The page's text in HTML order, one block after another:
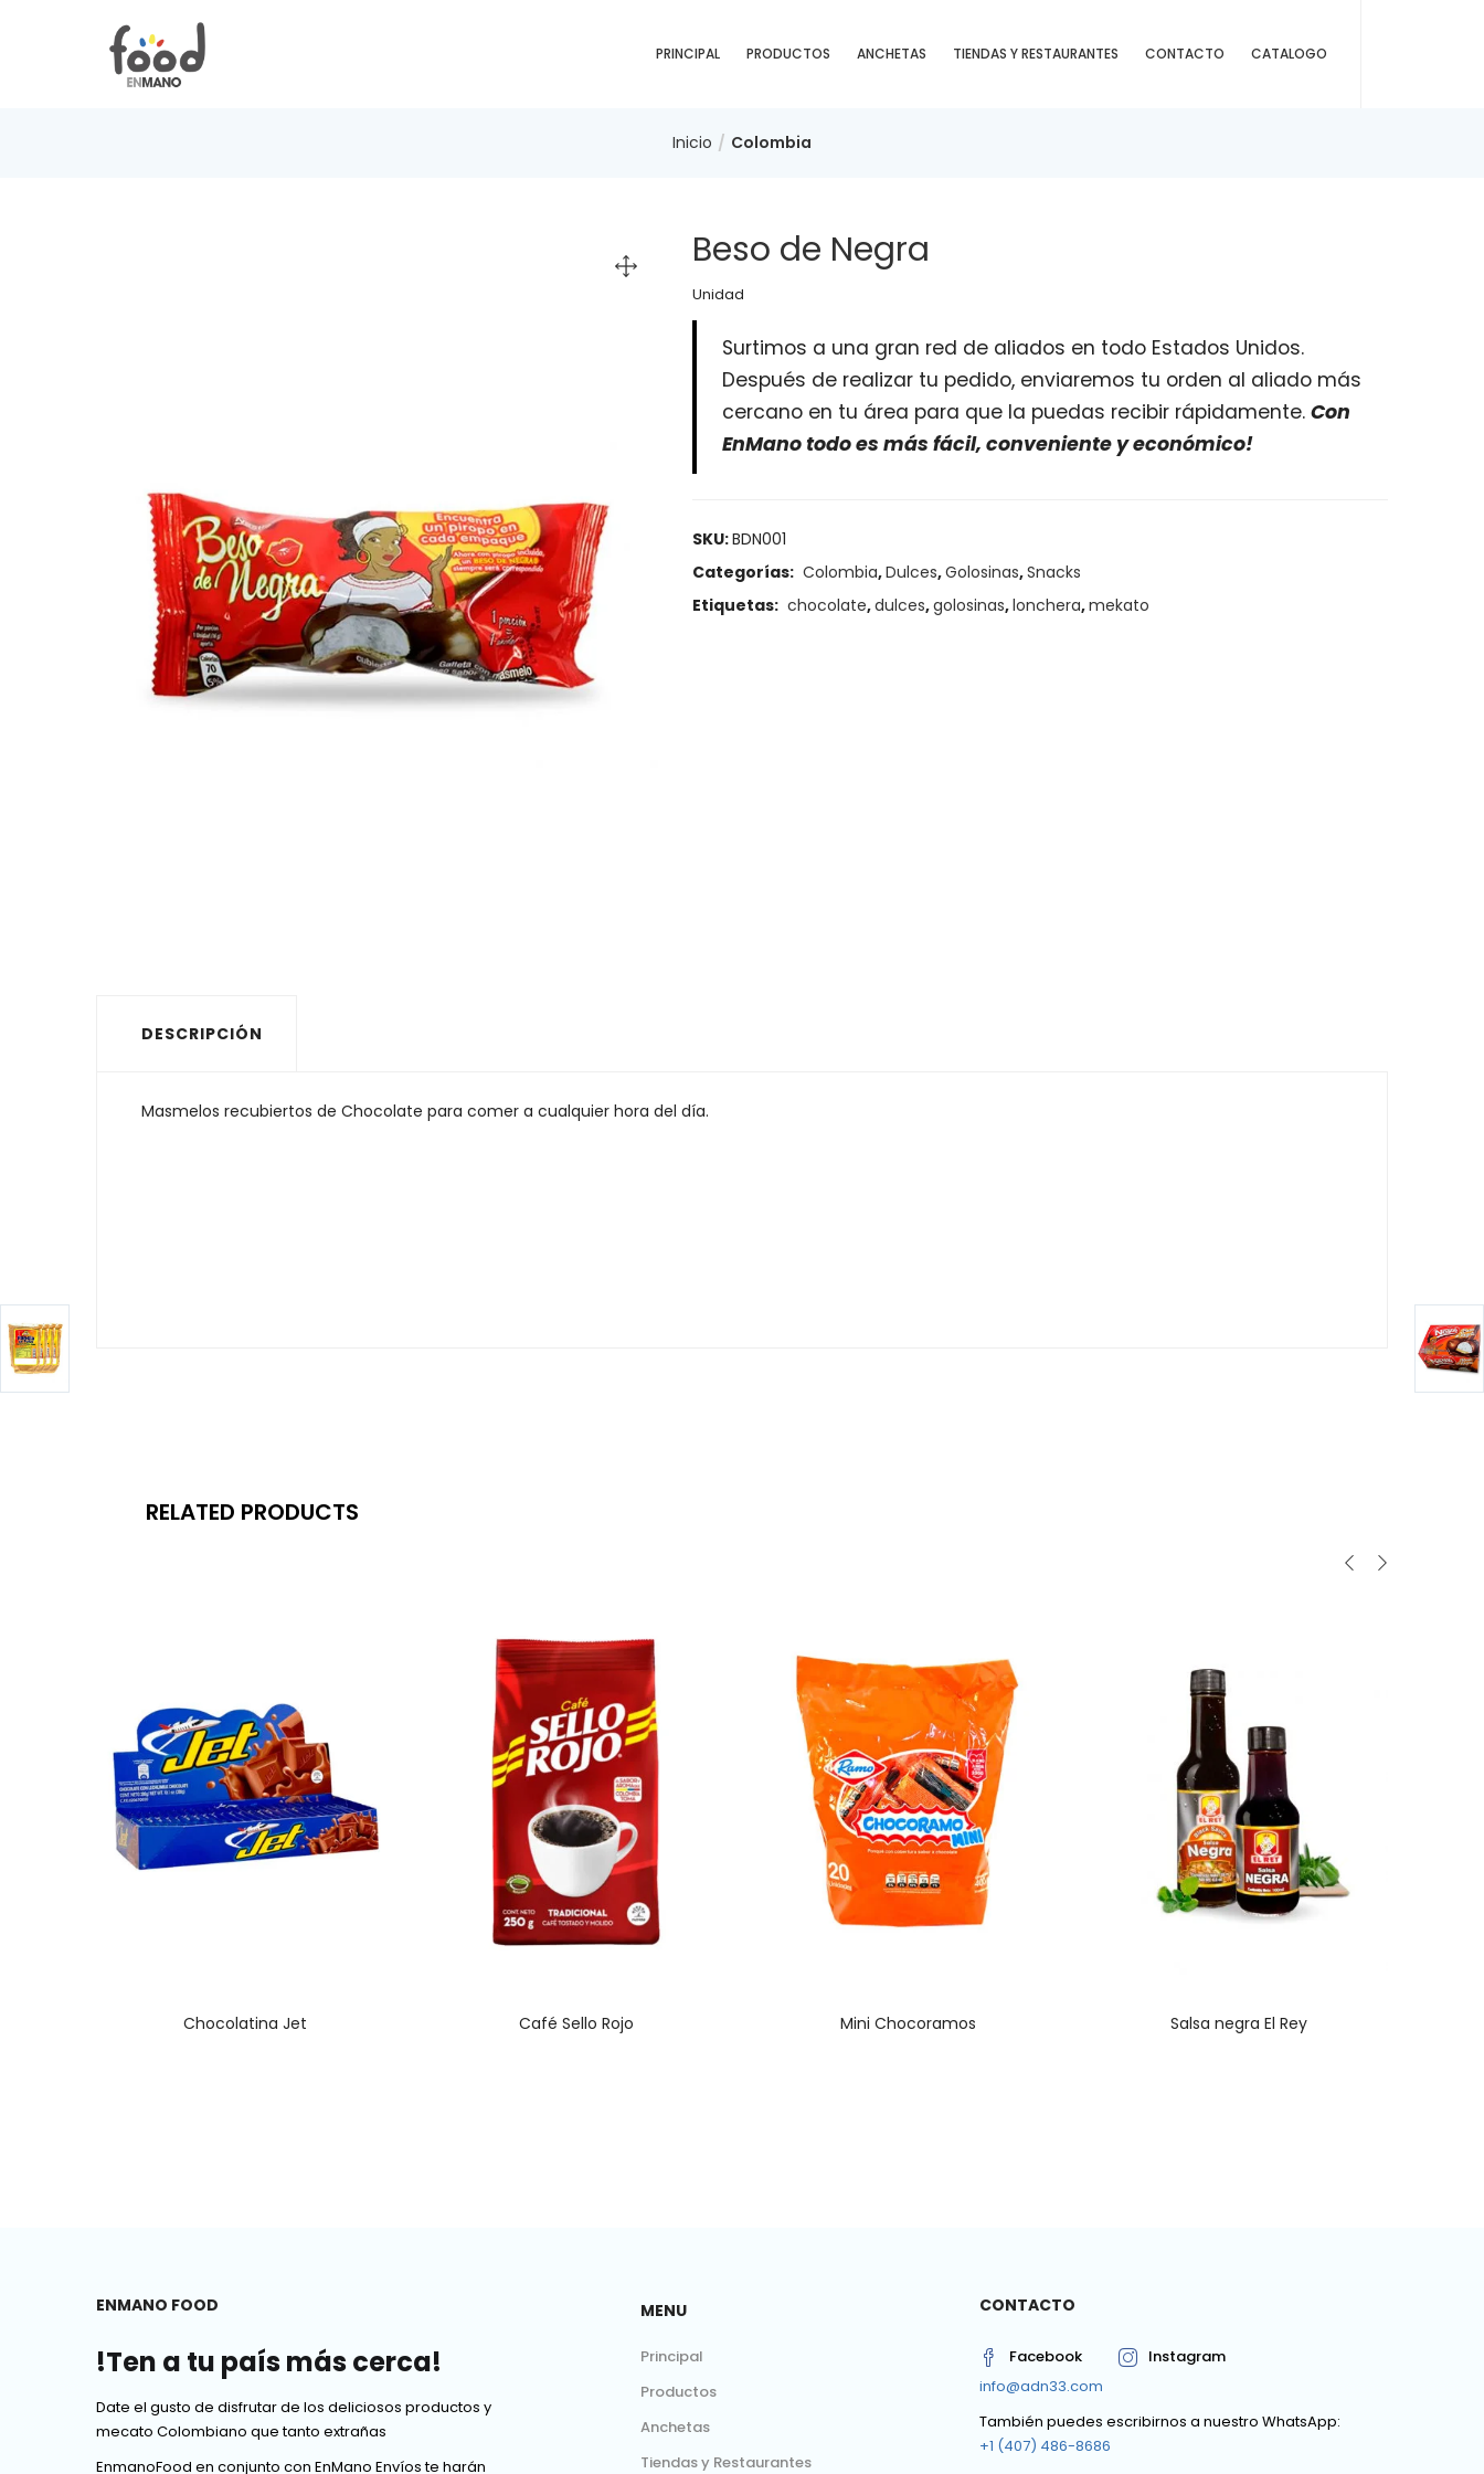
PRINCIPAL PRODUCTOS ANCHETAS TIENDAS Y RESTAURANTES CONTACTO CATALOGO
Inicio Colombia
Beso de Negra
Unidad
Surtimos a una gran red de aliados en todo Estados Unidos.
Después de realizar tu pedido, enviaremos tu orden al aliado más
cercano en tu área para que la puedas recibir rápidamente. Con
EnMano todo es más fácil, conveniente y económico!
SKU:BDN001
Categorías: Colombia,Dulces,Golosinas,Snacks
Etiquetas: chocolate,dulces,golosinas,lonchera,mekato
DESCRIPCIÓN
Masmelos recubiertos de Chocolate para comer a cualquier hora del día.
RELATED PRODUCTS
Chocolatina Jet Café Sello Rojo Mini Chocoramos Salsa negra El Rey
ENMANO FOOD
!Ten a tu país más cerca!
Date el gusto de disfrutar de los deliciosos productos y
mecato Colombiano que tanto extrañas
EnmanoFood en conjunto con EnMano Envíos te harán
MENU
Principal
Productos
Anchetas
Tiendas y Restaurantes
CONTACTO
Facebook
Instagram
info@adn33.com
También puedes escribirnos a nuestro WhatsApp:
+1 (407) 486-8686